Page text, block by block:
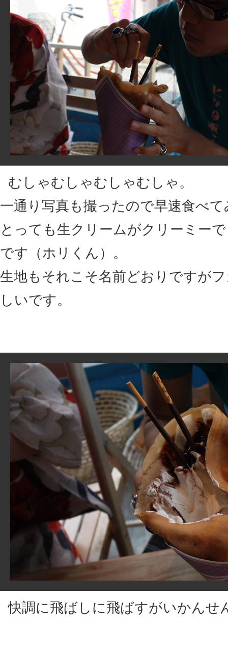
むしゃむしゃむしゃむしゃ。
一通り写真も撮ったので早速食べて
とっても生クリームがクリーミー
です（ホリくん）。
生地もそれこそ名前どおりですが
しいです。
快調に飛ばしに飛ばすがいかんせ